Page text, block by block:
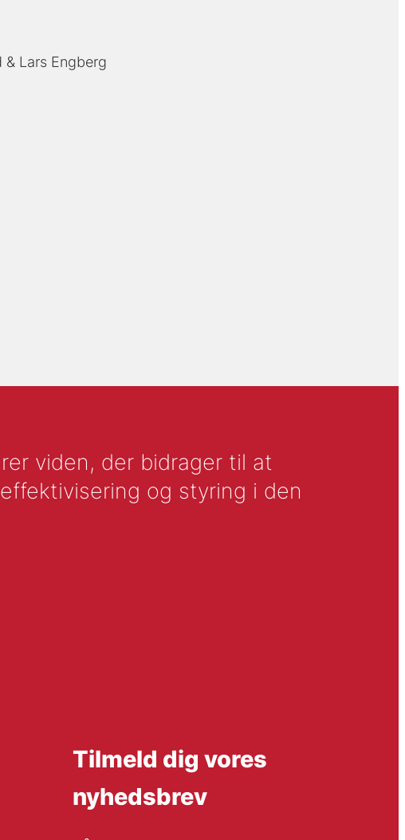
Lars Engberg
viden, der bidrager til at
og styring i den
Tilmeld dig vores
nyhedsbrev